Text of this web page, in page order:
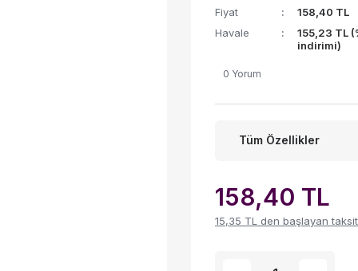
Fiyat
158,40 TL
Havale
155,23 TL
indirimi)
0 Yorum
Tüm Özellikler
158,40 TL
15,35 TL den başlayan